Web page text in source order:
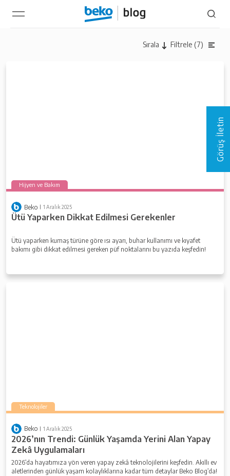
Sırala Filtrele (7)
Hijyen ve Bakım
Ütü Yaparken Dikkat Edilmesi Gerekenler
Ütü yaparken kumaş türüne göre ısı ayarı, buhar kullanımı ve kıyafet
bakımı gibi dikkat edilmesi gereken püf noktalarını bu yazıda keşfedin!
Beko 1 Aralık 2025
Teknolojiler
2026’nın Trendi: Günlük Yaşamda Yerini Alan Yapay
Zekâ Uygulamaları
2026’da hayatımıza yön veren yapay zekâ teknolojilerini keşfedin. Akıllı ev
aletlerinden günlük yaşam kolaylıklarına kadar tüm detaylar Beko Blog’da!
Beko 1 Aralık 2025
Görüş İletin